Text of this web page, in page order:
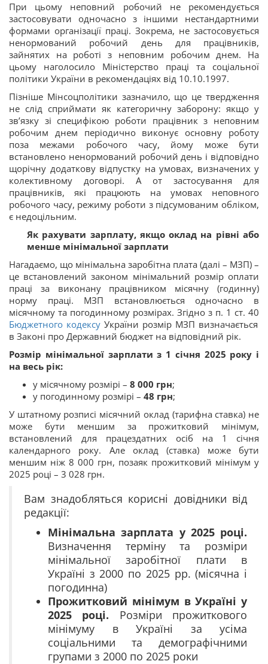
При цьому неповний робочий не рекомендується
застосовувати одночасно з іншими нестандартними
формами організації праці. Зокрема, не застосовується
ненормований робочий день для працівників,
зайнятих на роботі з неповним робочим днем. На
цьому наголосило Міністерство праці та соціальної
політики України в рекомендаціях від 10.10.1997.
Пізніше Мінсоцполітики зазначило, що це твердження
не слід сприймати як категоричну заборону: якщо у
зв’язку зі специфікою роботи працівник з неповним
робочим днем періодично виконує основну роботу
поза межами робочого часу, йому може бути
встановлено ненормований робочий день і відповідно
щорічну додаткову відпустку на умовах, визначених у
колективному договорі. А от застосування для
працівників, які працюють на умовах неповного
робочого часу, режиму роботи з підсумованим обліком,
є недоцільним.
Як рахувати зарплату, якщо оклад на рівні або
менше мінімальної зарплати
Нагадаємо, що мінімальна заробітна плата (далі – МЗП) –
це встановлений законом мінімальний розмір оплати
праці за виконану працівником місячну (годинну)
норму праці. МЗП встановлюється одночасно в
місячному та погодинному розмірах. Згідно з п. 1 ст. 40
Бюджетного кодексу України розмір МЗП визначається
в Законі про Державний бюджет на відповідний рік.
Розмір мінімальної зарплати з 1 січня 2025 року і
на весь рік:
у місячному розмірі – 8 000 грн;
у погодинному розмірі – 48 грн;
У штатному розписі місячний оклад (тарифна ставка) не
може бути меншим за прожитковий мінімум,
встановлений для працездатних осіб на 1 січня
календарного року. Але оклад (ставка) може бути
меншим ніж 8 000 грн, позаяк прожитковий мінімум у
2025 році – 3 028 грн.
Вам знадобляться корисні довідники від
редакції:
Мінімальна зарплата у 2025 році.
Визначення терміну та розміри
мінімальної заробітної плати в
Україні з 2000 по 2025 рр. (місячна і
погодинна)
Прожитковий мінімум в Україні у
2025 році. Розміри прожиткового
мінімуму в Україні за усіма
соціальними та демографічними
групами з 2000 по 2025 роки